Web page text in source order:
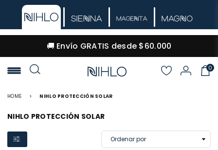
🚚 Envío GRATIS desde $60.000
NIHLO
0
HOME > NIHLO PROTECCIÓN SOLAR
NIHLO PROTECCIÓN SOLAR